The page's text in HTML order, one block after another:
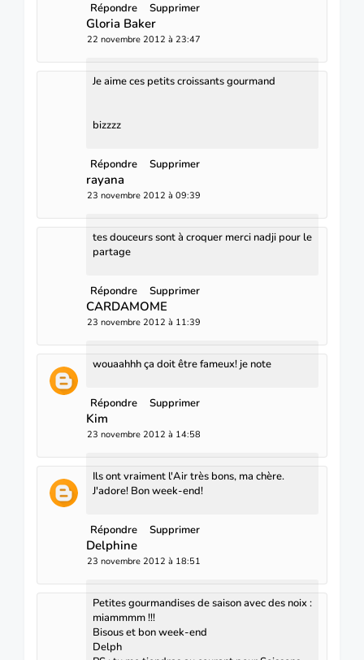
Répondre Supprimer
Gloria Baker
22 novembre 2012 à 23:47
Je aime ces petits croissants gourmand
bizzzz
Répondre Supprimer
rayana
23 novembre 2012 à 09:39
tes douceurs sont à croquer merci nadji pour le
partage
Répondre Supprimer
CARDAMOME
23 novembre 2012 à 11:39
wouaahhh ça doit être fameux! je note
Répondre Supprimer
Kim
23 novembre 2012 à 14:58
Ils ont vraiment l'Air très bons, ma chère.
J'adore! Bon week-end!
Répondre Supprimer
Delphine
23 novembre 2012 à 18:51
Petites gourmandises de saison avec des noix :
miammmm !!!
Bisous et bon week-end
Delph